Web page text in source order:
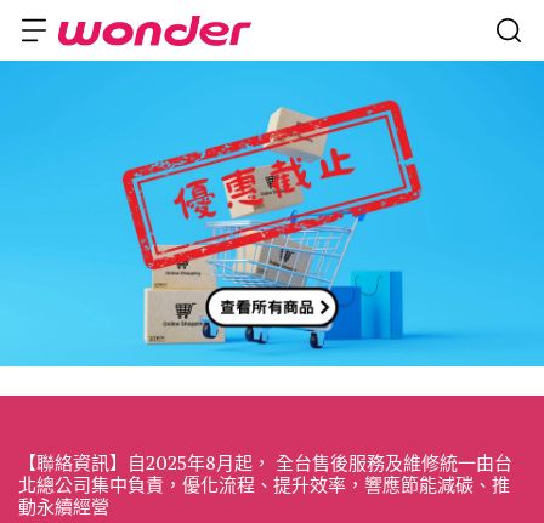
【聯絡資訊】自2025年8月起， 全台售後服務及維修統一由台
北總公司集中負責，優化流程、提升效率，響應節能減碳、推
動永續經營